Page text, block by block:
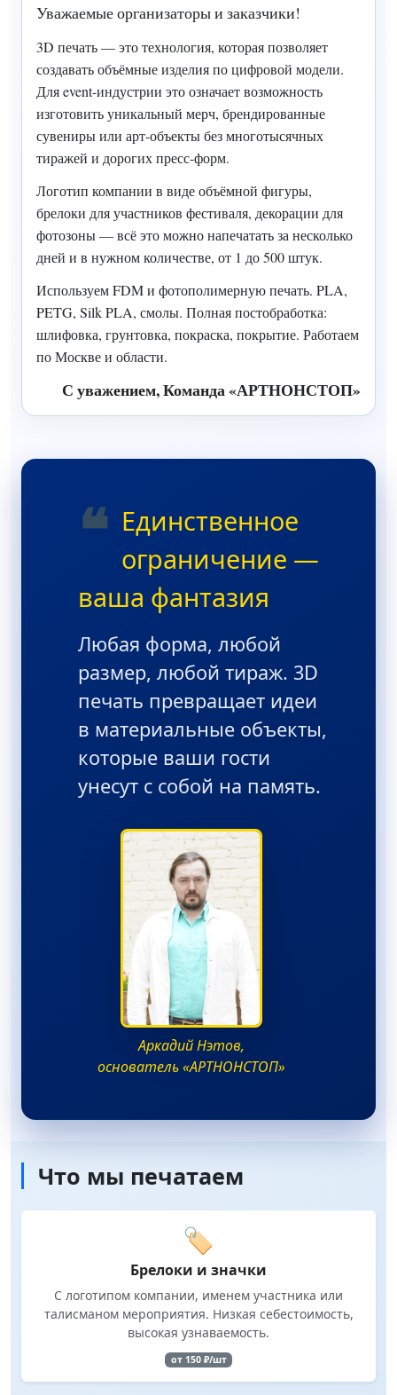
Уважаемые организаторы и заказчики!
3D печать — это технология, которая позволяет
создавать объёмные изделия по цифровой модели.
Для event-индустрии это означает возможность
изготовить уникальный мерч, брендированные
сувениры или арт-объекты без многотысячных
тиражей и дорогих пресс-форм.
Логотип компании в виде объёмной фигуры,
брелоки для участников фестиваля, декорации для
фотозоны — всё это можно напечатать за несколько
дней и в нужном количестве, от 1 до 500 штук.
Используем FDM и фотополимерную печать. PLA,
PETG, Silk PLA, смолы. Полная постобработка:
шлифовка, грунтовка, покраска, покрытие. Работаем
по Москве и области.
С уважением, Команда «АРТНОНСТОП»
❝ Единственное
ограничение —
ваша фантазия
Любая форма, любой
размер, любой тираж. 3D
печать превращает идеи
в материальные объекты,
которые ваши гости
унесут с собой на память.
Аркадий Нэтов,
основатель «АРТНОНСТОП»
Что мы печатаем
🏷️
Брелоки и значки
С логотипом компании, именем участника или
талисманом мероприятия. Низкая себестоимость,
высокая узнаваемость.
от 150 ₽/шт